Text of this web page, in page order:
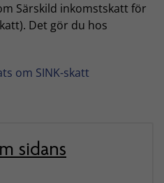
Särskild inkomstskatt för
Det gör du hos
om SINK-skatt
sidans